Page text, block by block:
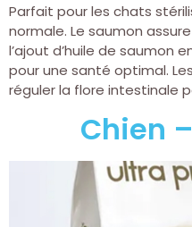
Parfait pour les chats
normale. Le saumon
l’ajout d’huile de saumon
pour une santé optimal.
réguler la flore intestinale
Chien